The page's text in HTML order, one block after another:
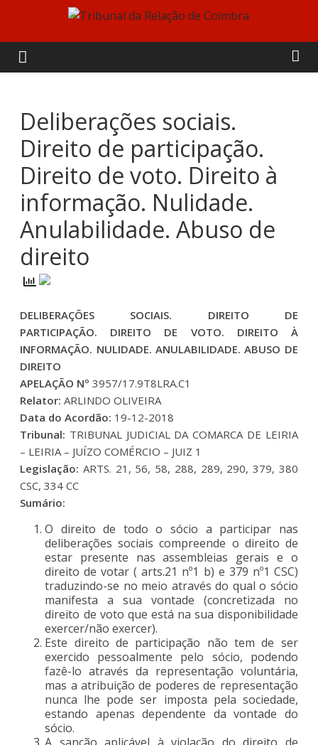
content
Tribunal
da
Relação
de
Coimbra
Deliberações sociais.
Direito de participação.
Direito de voto. Direito à
informação. Nulidade.
Anulabilidade. Abuso de
direito
DELIBERAÇÕES SOCIAIS. DIREITO DE
PARTICIPAÇÃO. DIREITO DE VOTO. DIREITO À
INFORMAÇÃO. NULIDADE. ANULABILIDADE. ABUSO DE
DIREITO
APELAÇÃO Nº 3957/17.9T8LRA.C1
Relator:ARLINDO OLIVEIRA
Data do Acordão: 19-12-2018
Tribunal: TRIBUNAL JUDICIAL DA COMARCA DE LEIRIA
– LEIRIA – JUÍZO COMÉRCIO – JUIZ 1
Legislação:ARTS. 21, 56, 58, 288, 289, 290, 379, 380
CSC, 334 CC
Sumário:
O direito de todo o sócio a participar nas
deliberações sociais compreende o direito de
estar presente nas assembleias gerais e o
direito de votar ( arts.21 nº1 b) e 379 nº1 CSC)
traduzindo-se no meio através do qual o sócio
manifesta a sua vontade (concretizada no
direito de voto que está na sua disponibilidade
exercer/não exercer).
Este direito de participação não tem de ser
exercido pessoalmente pelo sócio, podendo
fazê-lo através da representação voluntária,
mas a atribuição de poderes de representação
nunca lhe pode ser imposta pela sociedade,
estando apenas dependente da vontade do
sócio.